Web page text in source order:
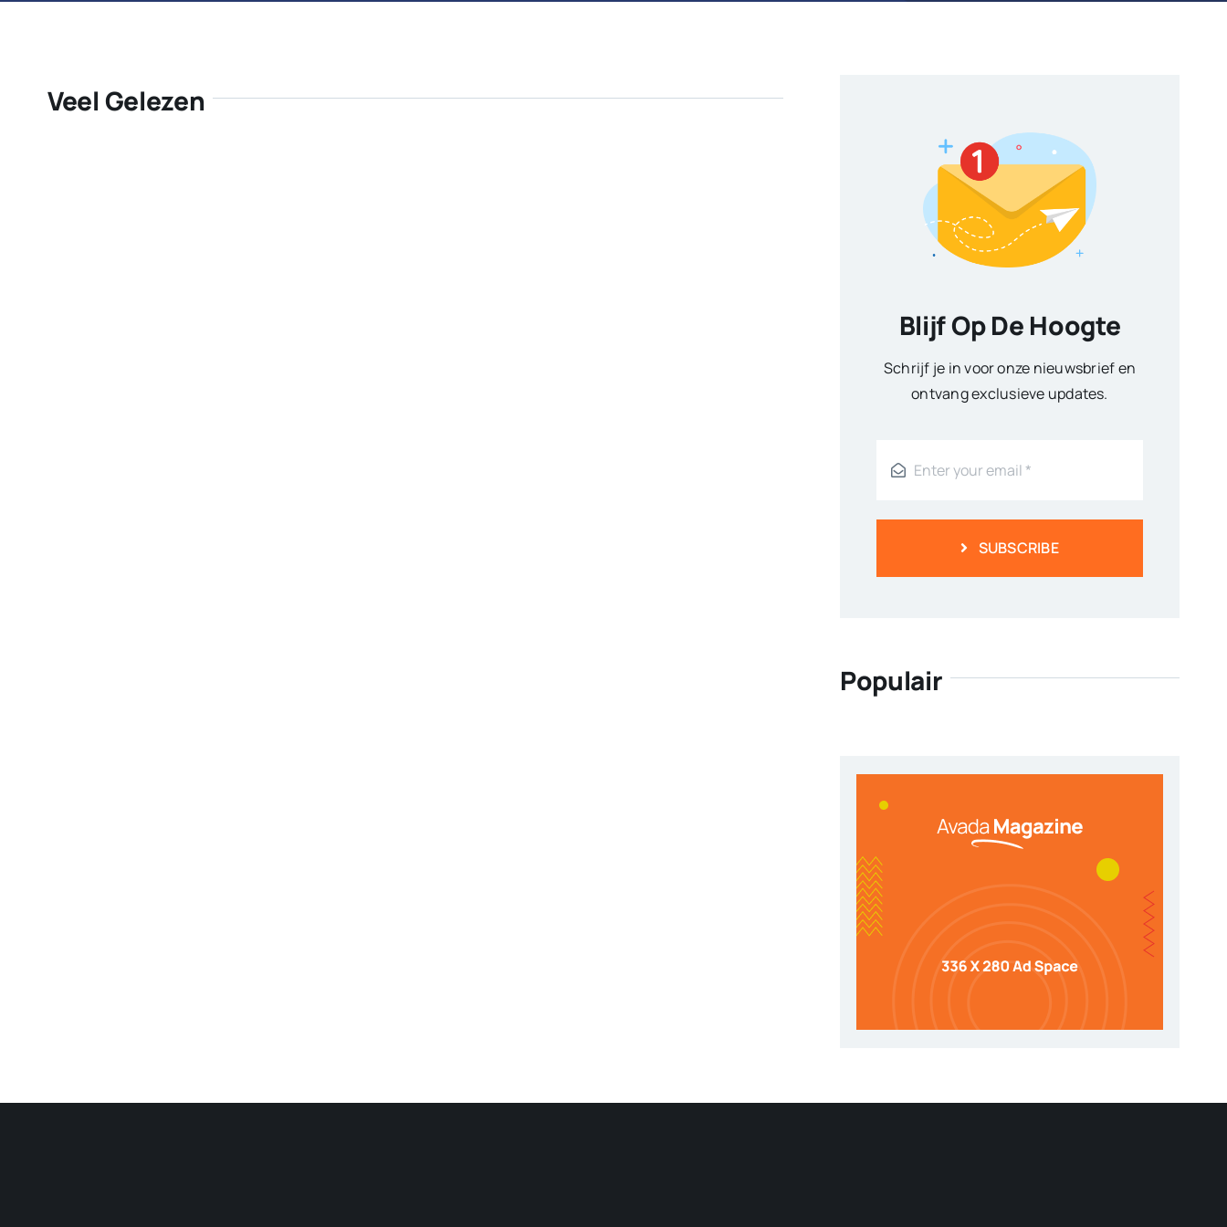
Veel Gelezen
Blijf Op De Hoogte
Schrijf je in voor onze nieuwsbrief en
ontvang exclusieve updates.
SUBSCRIBE
Populair